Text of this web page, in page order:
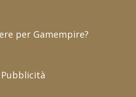
per Gamempire?
Pubblicità